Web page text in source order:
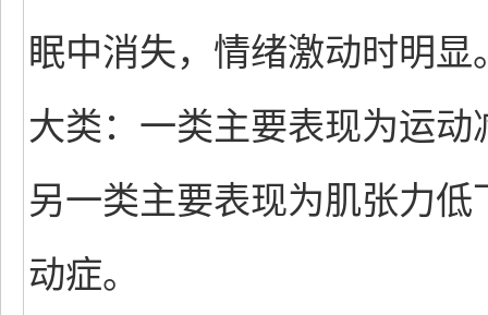
眠中消失，情绪激动时明
大类：一类主要表现为运
另一类主要表现为肌张力
动症。